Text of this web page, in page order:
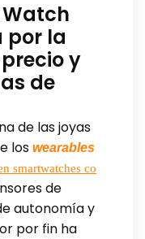
por la
y
de
de las joyas
los wearables
smartwatches co
de
autonomía y
por fin ha